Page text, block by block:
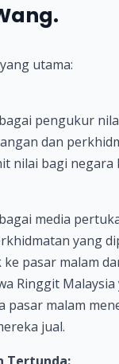
utama:
pengukur
dan
nilai bagi
media
yang
pasar malam
Ringgit Malaysia
pasar malam
jual.